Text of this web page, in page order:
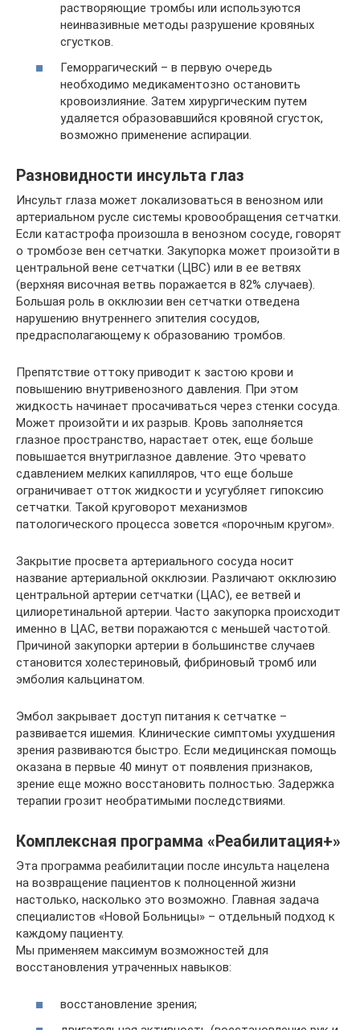
растворяющие тромбы или используются
неинвазивные методы разрушение кровяных
сгустков.
Геморрагический – в первую очередь
необходимо медикаментозно остановить
кровоизлияние. Затем хирургическим путем
удаляется образовавшийся кровяной сгусток,
возможно применение аспирации.
Разновидности инсульта глаз
Инсульт глаза может локализоваться в венозном или
артериальном русле системы кровообращения сетчатки.
Если катастрофа произошла в венозном сосуде, говорят
о тромбозе вен сетчатки. Закупорка может произойти в
центральной вене сетчатки (ЦВС) или в ее ветвях
(верхняя височная ветвь поражается в 82% случаев).
Большая роль в окклюзии вен сетчатки отведена
нарушению внутреннего эпителия сосудов,
предрасполагающему к образованию тромбов.
Препятствие оттоку приводит к застою крови и
повышению внутривенозного давления. При этом
жидкость начинает просачиваться через стенки сосуда.
Может произойти и их разрыв. Кровь заполняется
глазное пространство, нарастает отек, еще больше
повышается внутриглазное давление. Это чревато
сдавлением мелких капилляров, что еще больше
ограничивает отток жидкости и усугубляет гипоксию
сетчатки. Такой круговорот механизмов
патологического процесса зовется «порочным кругом».
Закрытие просвета артериального сосуда носит
название артериальной окклюзии. Различают окклюзию
центральной артерии сетчатки (ЦАС), ее ветвей и
цилиоретинальной артерии. Часто закупорка происходит
именно в ЦАС, ветви поражаются с меньшей частотой.
Причиной закупорки артерии в большинстве случаев
становится холестериновый, фибриновый тромб или
эмболия кальцинатом.
Эмбол закрывает доступ питания к сетчатке –
развивается ишемия. Клинические симптомы ухудшения
зрения развиваются быстро. Если медицинская помощь
оказана в первые 40 минут от появления признаков,
зрение еще можно восстановить полностью. Задержка
терапии грозит необратимыми последствиями.
Комплексная программа «Реабилитация+»
Эта программа реабилитации после инсульта нацелена
на возвращение пациентов к полноценной жизни
настолько, насколько это возможно. Главная задача
специалистов «Новой Больницы» – отдельный подход к
каждому пациенту.
Мы применяем максимум возможностей для
восстановления утраченных навыков:
восстановление зрения;